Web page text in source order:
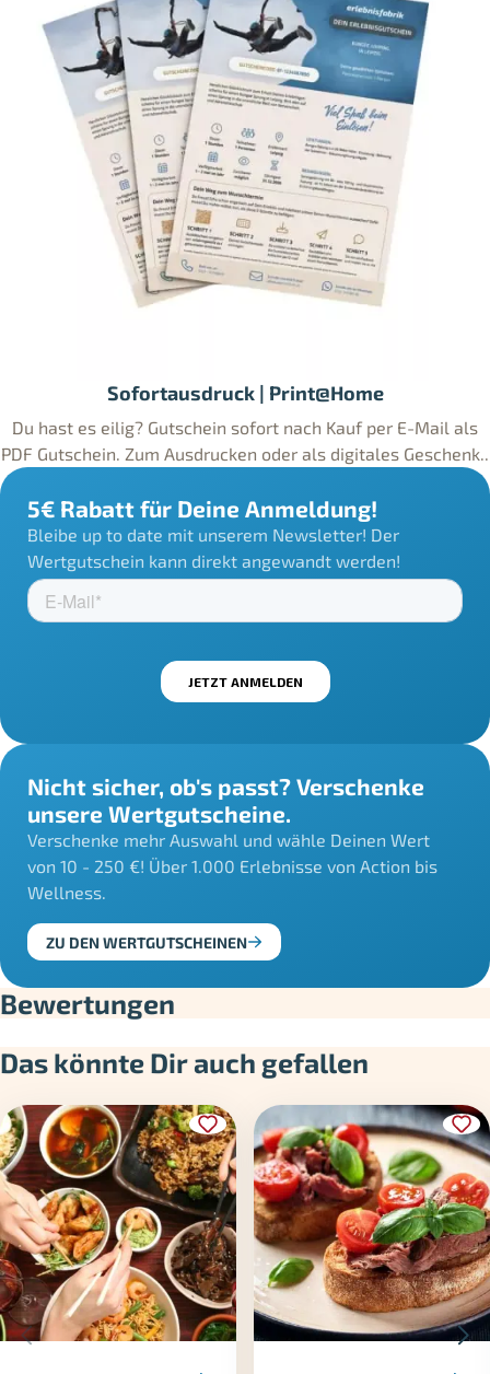
Sofortausdruck | Print@Home
Du hast es eilig? Gutschein sofort nach Kauf per E-Mail als
PDF Gutschein. Zum Ausdrucken oder als digitales Geschenk..
5€ Rabatt für Deine Anmeldung!
Bleibe up to date mit unserem Newsletter! Der
Wertgutschein kann direkt angewandt werden!
Nicht sicher, ob's passt? Verschenke
unsere Wertgutscheine.
Verschenke mehr Auswahl und wähle Deinen Wert
von 10 - 250 €! Über 1.000 Erlebnisse von Action bis
Wellness.
ZU DEN WERTGUTSCHEINEN
Bewertungen
Das könnte Dir auch gefallen